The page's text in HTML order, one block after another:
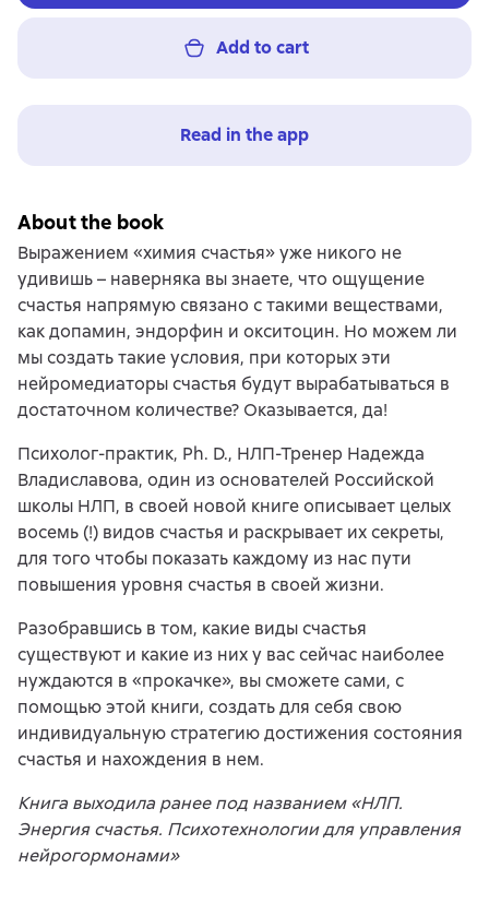
Add to cart
Read in the app
About the book
Выражением «химия счастья» уже никого не
удивишь – наверняка вы знаете, что ощущение
счастья напрямую связано с такими веществами,
как допамин, эндорфин и окситоцин. Но можем ли
мы создать такие условия, при которых эти
нейромедиаторы счастья будут вырабатываться в
достаточном количестве? Оказывается, да!
Психолог-практик, Ph. D., НЛП-Тренер Надежда
Владиславова, один из основателей Российской
школы НЛП, в своей новой книге описывает целых
восемь (!) видов счастья и раскрывает их секреты,
для того чтобы показать каждому из нас пути
повышения уровня счастья в своей жизни.
Разобравшись в том, какие виды счастья
существуют и какие из них у вас сейчас наиболее
нуждаются в «прокачке», вы сможете сами, с
помощью этой книги, создать для себя свою
индивидуальную стратегию достижения состояния
счастья и нахождения в нем.
Книга выходила ранее под названием «НЛП.
Энергия счастья. Психотехнологии для управления
нейрогормонами»